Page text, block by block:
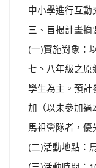
中小學進行互動
三、旨揭計畫摘
(一)實施對象：
七丶八年級之原
學生為主。預計
加（以未參加過
馬祖營隊者，優
(二)活動地點：